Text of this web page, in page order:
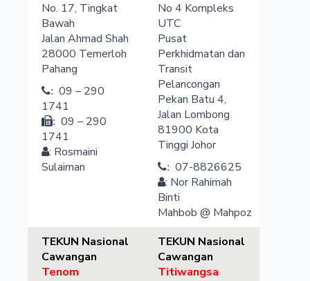
No. 17, Tingkat
Bawah
Jalan Ahmad Shah
28000 Temerloh
Pahang
: 09 – 290
1741
: 09 – 290
1741
: Rosmaini
Sulaiman
No 4 Kompleks
UTC
Pusat
Perkhidmatan dan
Transit
Pelancongan
Pekan Batu 4,
Jalan Lombong
81900 Kota
Tinggi Johor
: 07-8826625
: Nor Rahimah
Binti
Mahbob @ Mahpoz
TEKUN Nasional
Cawangan
Tenom
TEKUN Nasional
Cawangan
Titiwangsa